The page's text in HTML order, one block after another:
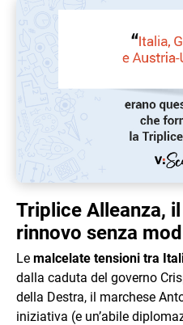
Triplice Alleanza,
rinnovo senza
Le malcelate tensioni tra
dalla caduta del governo
della Destra, il marchese
iniziativa (e un’abile